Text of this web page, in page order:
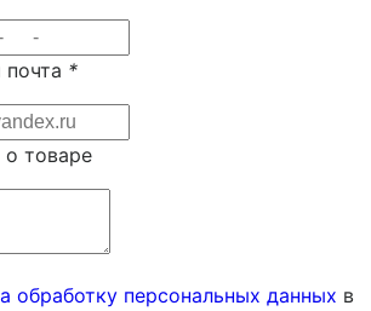
почта *
товаре
обработку персональных данных в